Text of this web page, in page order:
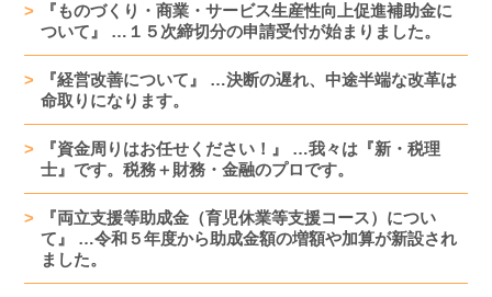
『ものづくり・商業・サービス生産性向上促進補助金に
ついて』 …１５次締切分の申請受付が始まりました。
『経営改善について』 …決断の遅れ、中途半端な改革は
命取りになります。
『資金周りはお任せください！』 …我々は『新・税理
士』です。税務＋財務・金融のプロです。
『両立支援等助成金（育児休業等支援コース）につい
て』 …令和５年度から助成金額の増額や加算が新設され
ました。